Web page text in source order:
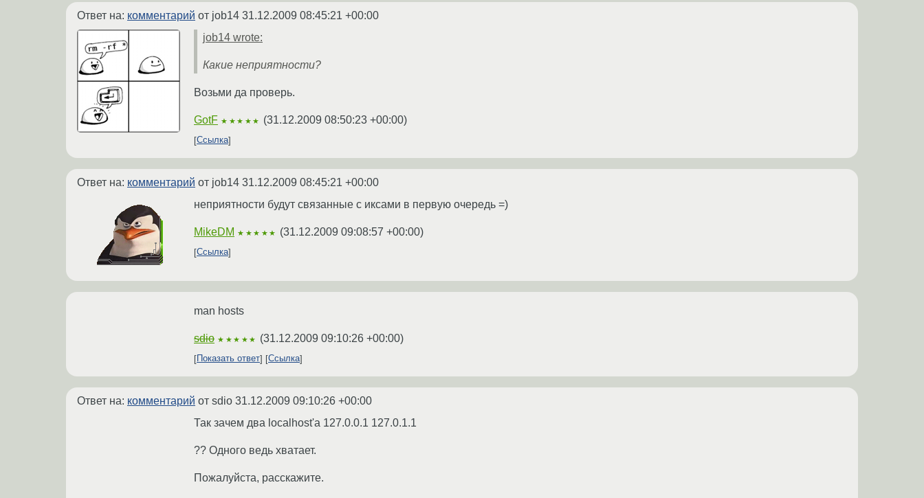
Ответ на: комментарий от job14 31.12.2009 08:45:21 +00:00
job14 wrote:
Какие неприятности?
Возьми да проверь.
GotF ★★★★★ (31.12.2009 08:50:23 +00:00)
Ссылка
Ответ на: комментарий от job14 31.12.2009 08:45:21 +00:00
неприятности будут связанные с иксами в первую очередь =)
MikeDM ★★★★★ (31.12.2009 09:08:57 +00:00)
Ссылка
man hosts
sdio ★★★★★ (31.12.2009 09:10:26 +00:00)
Показать ответ Ссылка
Ответ на: комментарий от sdio 31.12.2009 09:10:26 +00:00
Так зачем два localhost'a 127.0.0.1 127.0.1.1
?? Одного ведь хватает.
Пожалуйста, расскажите.